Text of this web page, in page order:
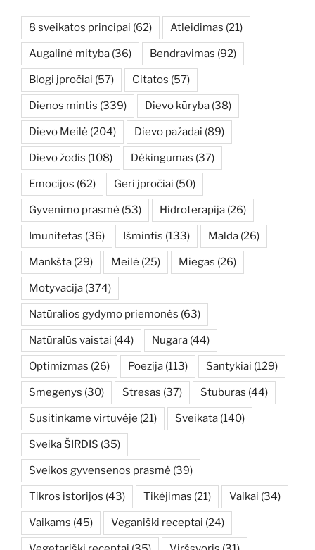
8 sveikatos principai (62) Atleidimas (21)
Augalinė mityba (36) Bendravimas (92)
Blogi įpročiai (57) Citatos (57)
Dienos mintis (339) Dievo kūryba (38)
Dievo Meilė (204) Dievo pažadai (89)
Dievo žodis (108) Dėkingumas (37)
Emocijos (62) Geri įpročiai (50)
Gyvenimo prasmė (53) Hidroterapija (26)
Imunitetas (36) Išmintis (133) Malda (26)
Mankšta (29) Meilė (25) Miegas (26)
Motyvacija (374)
Natūralios gydymo priemonės (63)
Natūralūs vaistai (44) Nugara (44)
Optimizmas (26) Poezija (113) Santykiai (129)
Smegenys (30) Stresas (37) Stuburas (44)
Susitinkame virtuvėje (21) Sveikata (140)
Sveika ŠIRDIS (35)
Sveikos gyvensenos prasmė (39)
Tikros istorijos (43) Tikėjimas (21) Vaikai (34)
Vaikams (45) Veganiški receptai (24)